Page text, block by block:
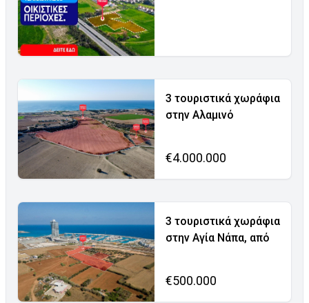
3 τουριστικά χωράφια
στην Αλαμινό
€4.000.000
3 τουριστικά χωράφια
στην Αγία Νάπα, από
€500.000